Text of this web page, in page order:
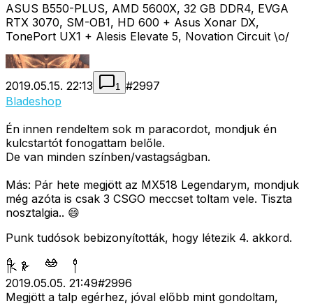
ASUS B550-PLUS, AMD 5600X, 32 GB DDR4, EVGA
RTX 3070, SM-OB1, HD 600 + Asus Xonar DX,
TonePort UX1 + Alesis Elevate 5, Novation Circuit \o/
2019.05.15. 22:13 1 #2997
Bladeshop
Én innen rendeltem sok m paracordot, mondjuk én
kulcstartót fonogattam belőle.
De van minden színben/vastagságban.
Más: Pár hete megjött az MX518 Legendarym, mondjuk
még azóta is csak 3 CSGO meccset toltam vele. Tiszta
nosztalgia.. 😄
Punk tudósok bebizonyították, hogy létezik 4. akkord.
2019.05.05. 21:49#2996
Megjött a talp egérhez, jóval előbb mint gondoltam,